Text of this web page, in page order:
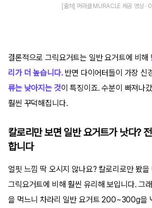
[출처] 머라클 MURACLE 제공 영상 ·
결론적으로 그릭요거트는 일반 요거트에 비해
리가 더 높습니다.반면 다이어터들이 가장 신
류는 낮아지는 것이 특징이죠. 수분이 빠져나
훨씬 꾸덕해집니다.
칼로리만 보면 일반 요거트가 낫다?
합니다
얼핏 느낌 딱 오시지 않나요? 칼로리로만 봤
그릭요거트에 비해 훨씬 유리해 보입니다. 그
을 먹느니 차라리 일반 요거트 200~300g을